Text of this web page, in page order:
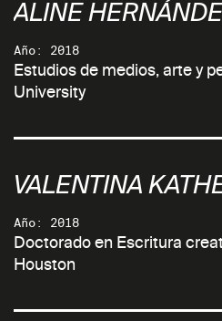
ALINE
Año: 2018
Estudios de medios, arte y
University
VALENTINA
Año: 2018
Doctorado en Escritura
Houston